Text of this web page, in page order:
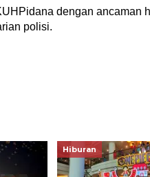
dengan ancaman
polisi.
Hiburan